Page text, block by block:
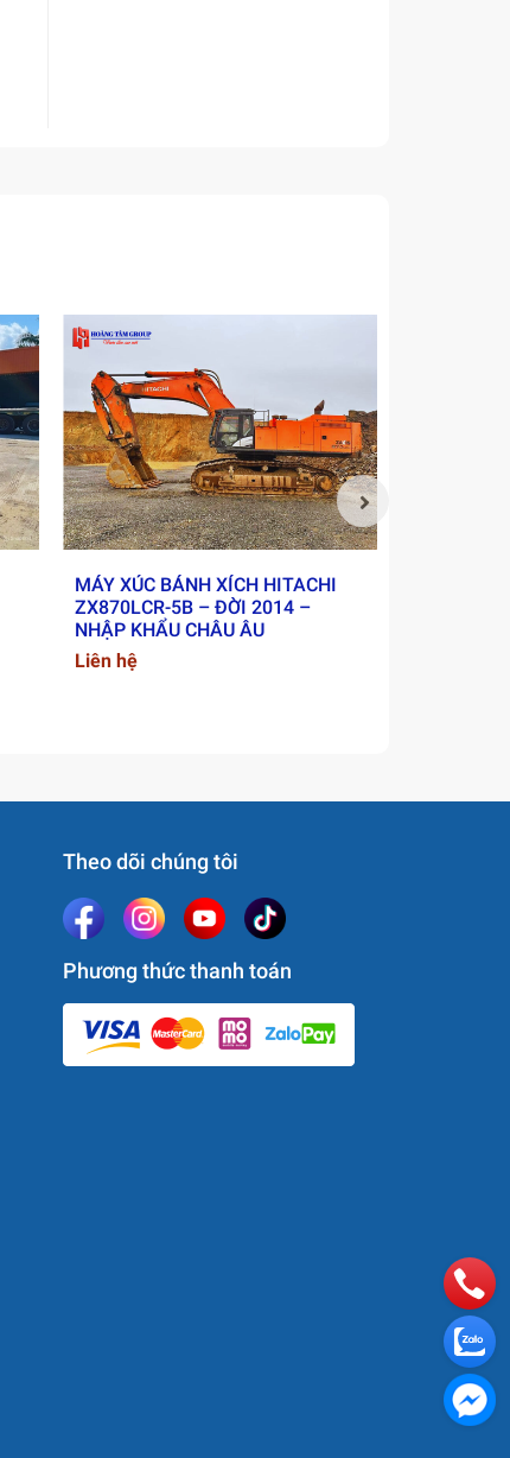
MÁY XÚC BÁNH XÍCH HITACHI
ZX870LCR-5B – ĐỜI 2014 –
NHẬP KHẨU CHÂU ÂU
Liên hệ
Theo dõi chúng tôi
Phương thức thanh toán